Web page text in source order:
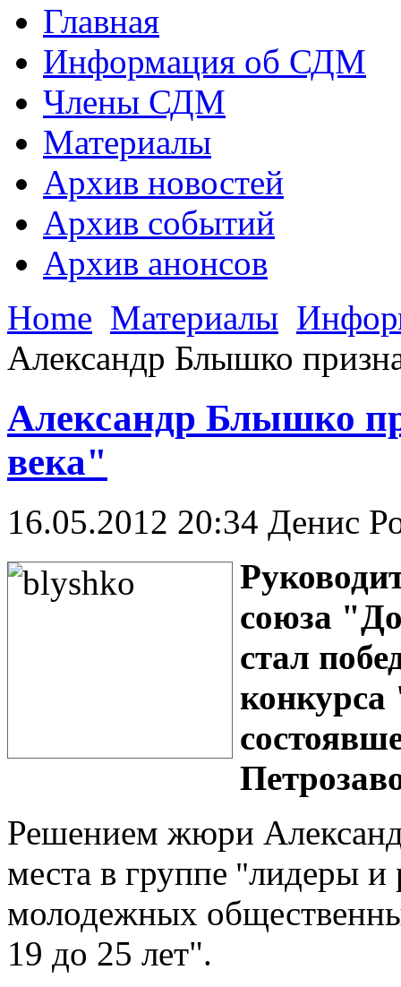
Главная
Информация об СДМ
Члены СДМ
Материалы
Архив новостей
Архив событий
Архив анонсов
Home Материалы
Александр Блышко
Александр Блышко
века"
16.05.2012 20:34 Денис
союза
стал
Решением жюри
места в группе "лидеры и
молодежных
19 до 25 лет".